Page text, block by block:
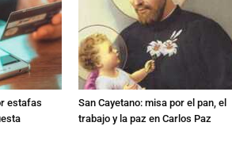
estafas
San Cayetano: misa por el pan, el
trabajo y la paz en Carlos Paz